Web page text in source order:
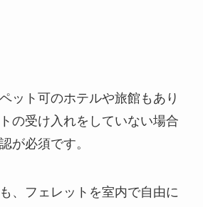
ット可のホテルや旅館もあり
の受け入れをしていない場合
が必須です。
、フェレットを室内で自由に